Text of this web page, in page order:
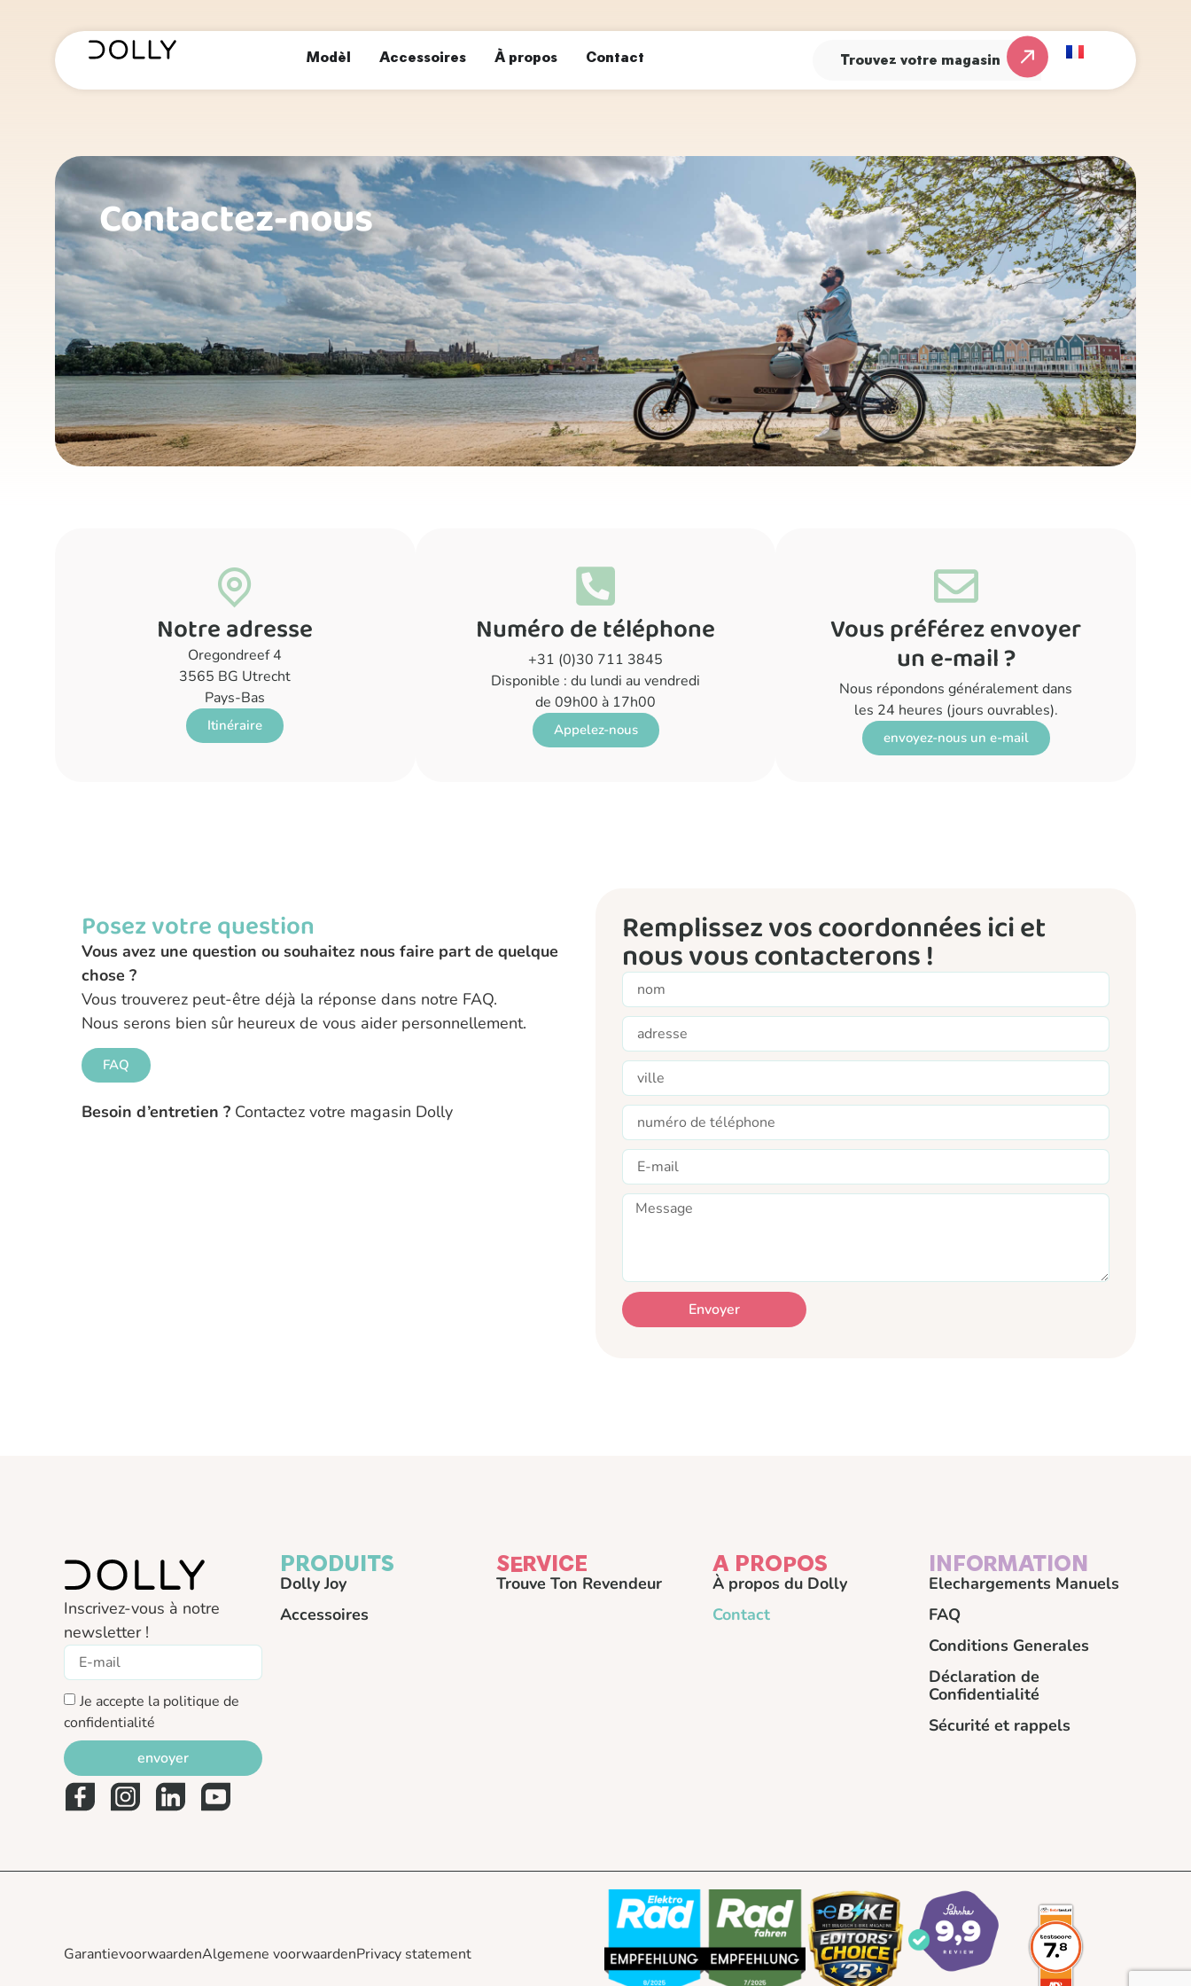
Modèl Accessoires À propos Contact Trouvez votre magasin
Contactez-nous
Notre adresse
Oregondreef 4
3565 BG Utrecht
Pays-Bas
Itinéraire
Numéro de téléphone
+31 (0)30 711 3845
Disponible : du lundi au vendredi
de 09h00 à 17h00
Appelez-nous
Vous préférez envoyer
un e-mail ?
Nous répondons généralement dans
les 24 heures (jours ouvrables).
envoyez-nous un e-mail
Posez votre question
Vous avez une question ou souhaitez nous faire part de quelque
chose ?
Vous trouverez peut-être déjà la réponse dans notre FAQ.
Nous serons bien sûr heureux de vous aider personnellement.
FAQ
Besoin d’entretien ? Contactez votre magasin Dolly
Remplissez vos coordonnées ici et
nous vous contacterons !
Envoyer
Inscrivez-vous à notre
newsletter !
Je accepte la politique de
confidentialité
envoyer
PRODUITS
Dolly Joy
Accessoires
SERVICE
Trouve Ton Revendeur
A PROPOS
À propos du Dolly
Contact
INFORMATION
Elechargements Manuels
FAQ
Conditions Generales
Déclaration de
Confidentialité
Sécurité et rappels
GarantievoorwaardenAlgemene voorwaardenPrivacy statement